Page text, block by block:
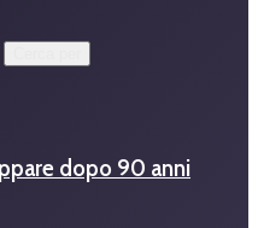
dopo 90 anni